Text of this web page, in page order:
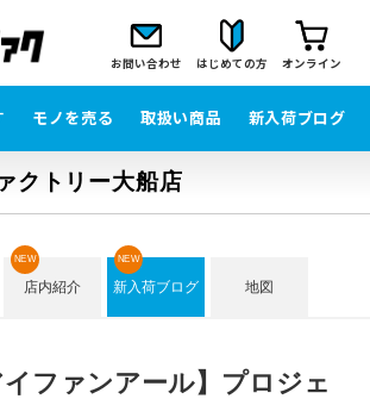
お問い合わせ はじめての方 オンライン
モノを売る 取扱い商品 新入荷ブログ
クトリー大船店
店内紹介
NEW
新入荷ブログ
NEW
地図
イファンアール】プロジェ